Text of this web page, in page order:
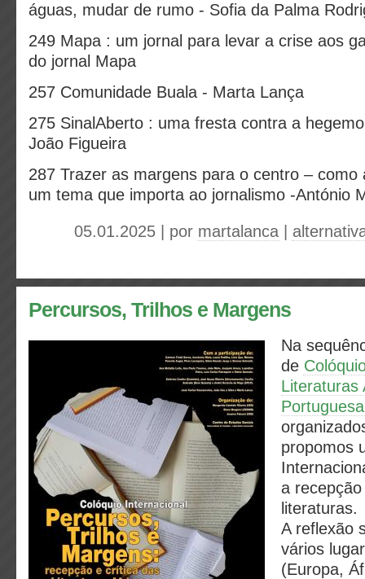
águas, mudar de rumo - Sofia da Palma
249 Mapa : um jornal para levar a crise aos
do jornal Mapa
257 Comunidade Buala - Marta Lança
275 SinalAberto : uma fresta contra a
João Figueira
287 Trazer as margens para o centro – como
um tema que importa ao jornalismo -António
05.01.2025 | por martalanca
Percursos, Trilhos e Margens
Na
de
Literaturas
Portuguesa
propomos
a
literaturas.
A reflexão
vários
(Europa,